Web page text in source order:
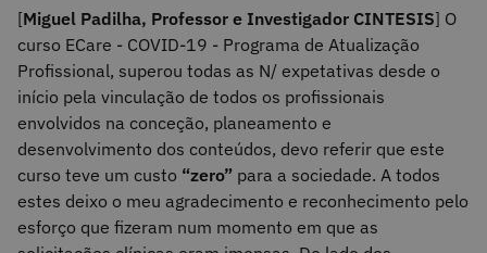
[Miguel Padilha, Professor e Investigador CINTESIS] O
curso ECare - COVID-19 - Programa de Atualização
Profissional, superou todas as N/ expetativas desde o
início pela vinculação de todos os profissionais
envolvidos na conceção, planeamento e
desenvolvimento dos conteúdos, devo referir que este
curso teve um custo “zero” para a sociedade. A todos
estes deixo o meu agradecimento e reconhecimento pelo
esforço que fizeram num momento em que as